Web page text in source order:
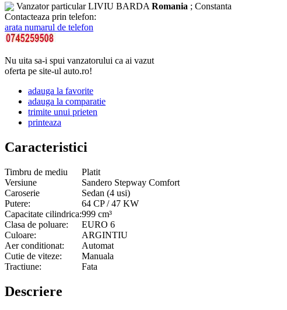
Vanzator particularLIVIU BARDA Romania ; Constanta
Contacteaza prin telefon:
arata numarul de telefon
Nu uita sa-i spui vanzatorului ca ai vazut
oferta pe site-ul auto.ro!
adauga la favorite
adauga la comparatie
trimite unui prieten
printeaza
Caracteristici
Timbru de mediu
Platit
Versiune
Sandero Stepway Comfort
Caroserie
Sedan (4 usi)
Putere:
64 CP / 47 KW
Capacitate cilindrica:999 cm³
Clasa de poluare:
EURO 6
Culoare:
ARGINTIU
Aer conditionat:
Automat
Cutie de viteze:
Manuala
Tractiune:
Fata
Descriere